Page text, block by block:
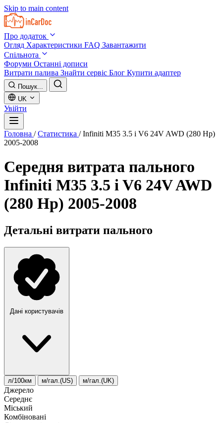
Skip to main content
Про додаток
Огляд Характеристики FAQ Завантажити
Спільнота
Форуми Останні дописи
Витрати палива Знайти сервіс Блог Купити адаптер
Пошук...
UK
Увійти
Головна / Статистика / Infiniti M35 3.5 i V6 24V AWD (280 Hp)
2005-2008
Середня витрата пального
Infiniti M35 3.5 i V6 24V AWD
(280 Hp) 2005-2008
Детальні витрати пального
Дані користувачів
л/100км м/гал.(US) м/гал.(UK)
Джерело
Середнє
Міський
Комбіновані